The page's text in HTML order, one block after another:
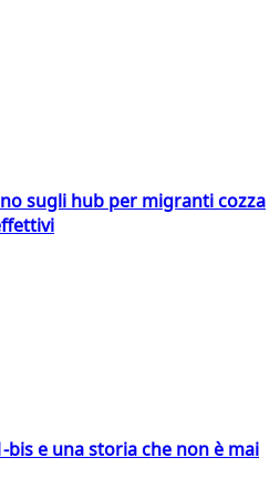
sugli hub per migranti cozza
bis e una storia che non è mai